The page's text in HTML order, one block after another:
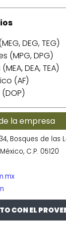
DEG, TEG)
(MPG, DPG)
DEA, TEA)
(AF)
la empresa
Bosques de las
C.P. 05120
CON EL